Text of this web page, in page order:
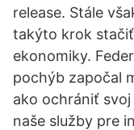
release. Stále
takýto krok
ekonomiky.
pochýb započal
ako ochrániť
naše služby pre